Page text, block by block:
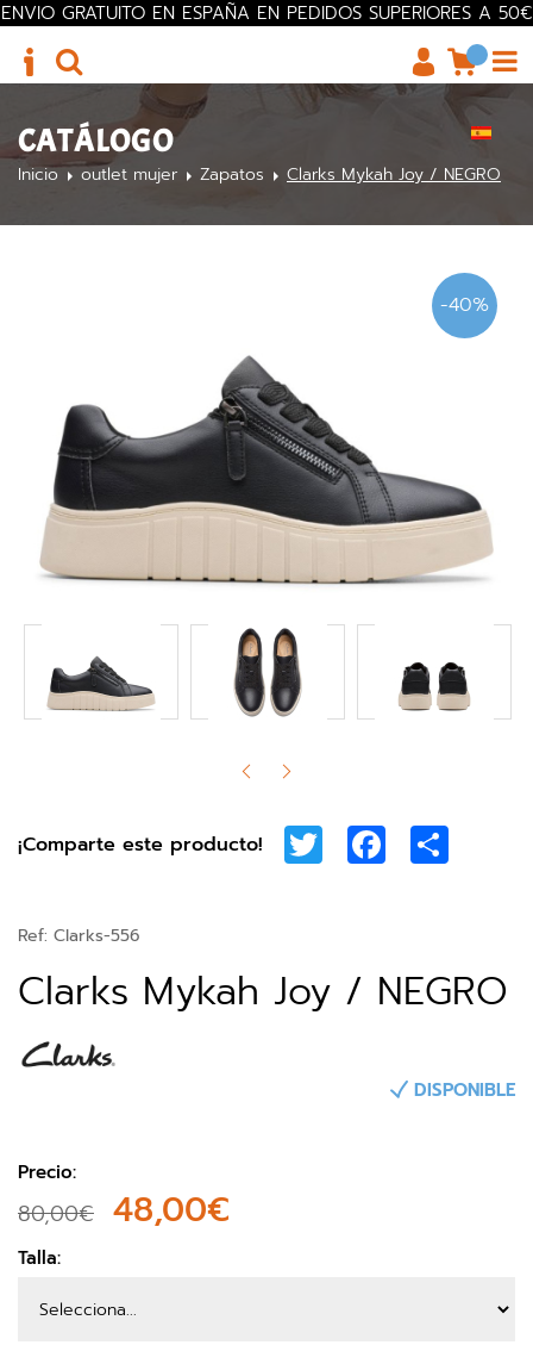
ENVIO GRATUITO EN ESPAÑA EN PEDIDOS SUPERIORES A 50€
CATÁLOGO
Inicio outlet mujer Zapatos Clarks Mykah Joy / NEGRO
-40%
¡Comparte este producto! Twitter Facebook
Ref: Clarks-556
Clarks Mykah Joy / NEGRO
DISPONIBLE
Precio:
80,00€ 48,00€
Talla: